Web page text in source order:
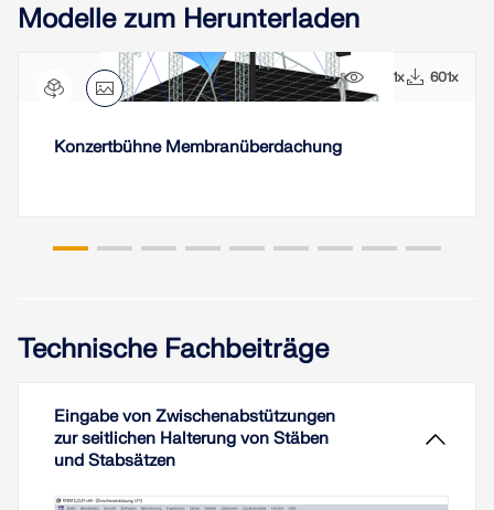
Modelle zum Herunterladen
5661x 601x
Konzertbühne Membranüberdachung
Technische Fachbeiträge
Eingabe von Zwischenabstützungen
zur seitlichen Halterung von Stäben
und Stabsätzen